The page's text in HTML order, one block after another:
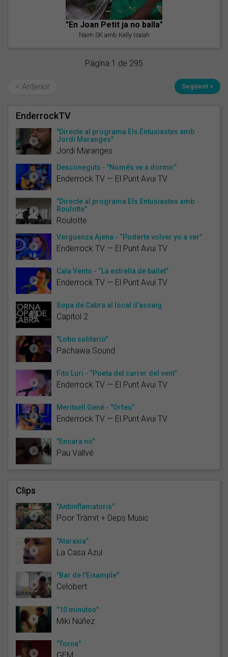
"En Joan Petit ja no balla"
Naim SK amb Kelly Isaiah
Pàgina 1 de 295
< Anterior Següent >
EnderrockTV
"Directe al programa Els Entusiastes amb
Jordi Maranges"
Jordi Maranges
Desconeguts - "Només ve a dormir”
Enderrock TV — El Punt Avui TV
"Directe al programa Els Entusiastes amb
Roulotte"
Roulotte
Vergüenza Ajena - “Poderte volver yo a ver”
Enderrock TV — El Punt Avui TV
Cala Vento - “La estrella de ballet”
Enderrock TV — El Punt Avui TV
Sopa de Cabra al local d'assaig
Capítol 2
"Lobo solitario"
Pachawa Sound
Fito Luri - “Poeta del carrer del vent”
Enderrock TV — El Punt Avui TV
Meritxell Gené - "Orfeu”
Enderrock TV — El Punt Avui TV
"Encara no"
Pau Vallvé
Clips
"Antiinflamatoris"
Poor Tràmit + Deps Music
"Ataraxia"
La Casa Azul
"Bar de l'Eixample"
Celobert
"10 minutos"
Miki Núñez
"Torna"
GEM